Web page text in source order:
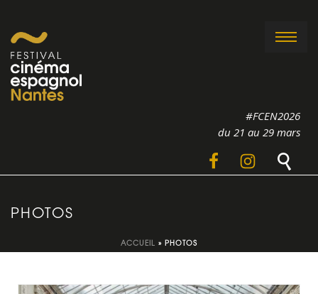
#FCEN2026
du 21 au 29 mars
PHOTOS
ACCUEIL » PHOTOS